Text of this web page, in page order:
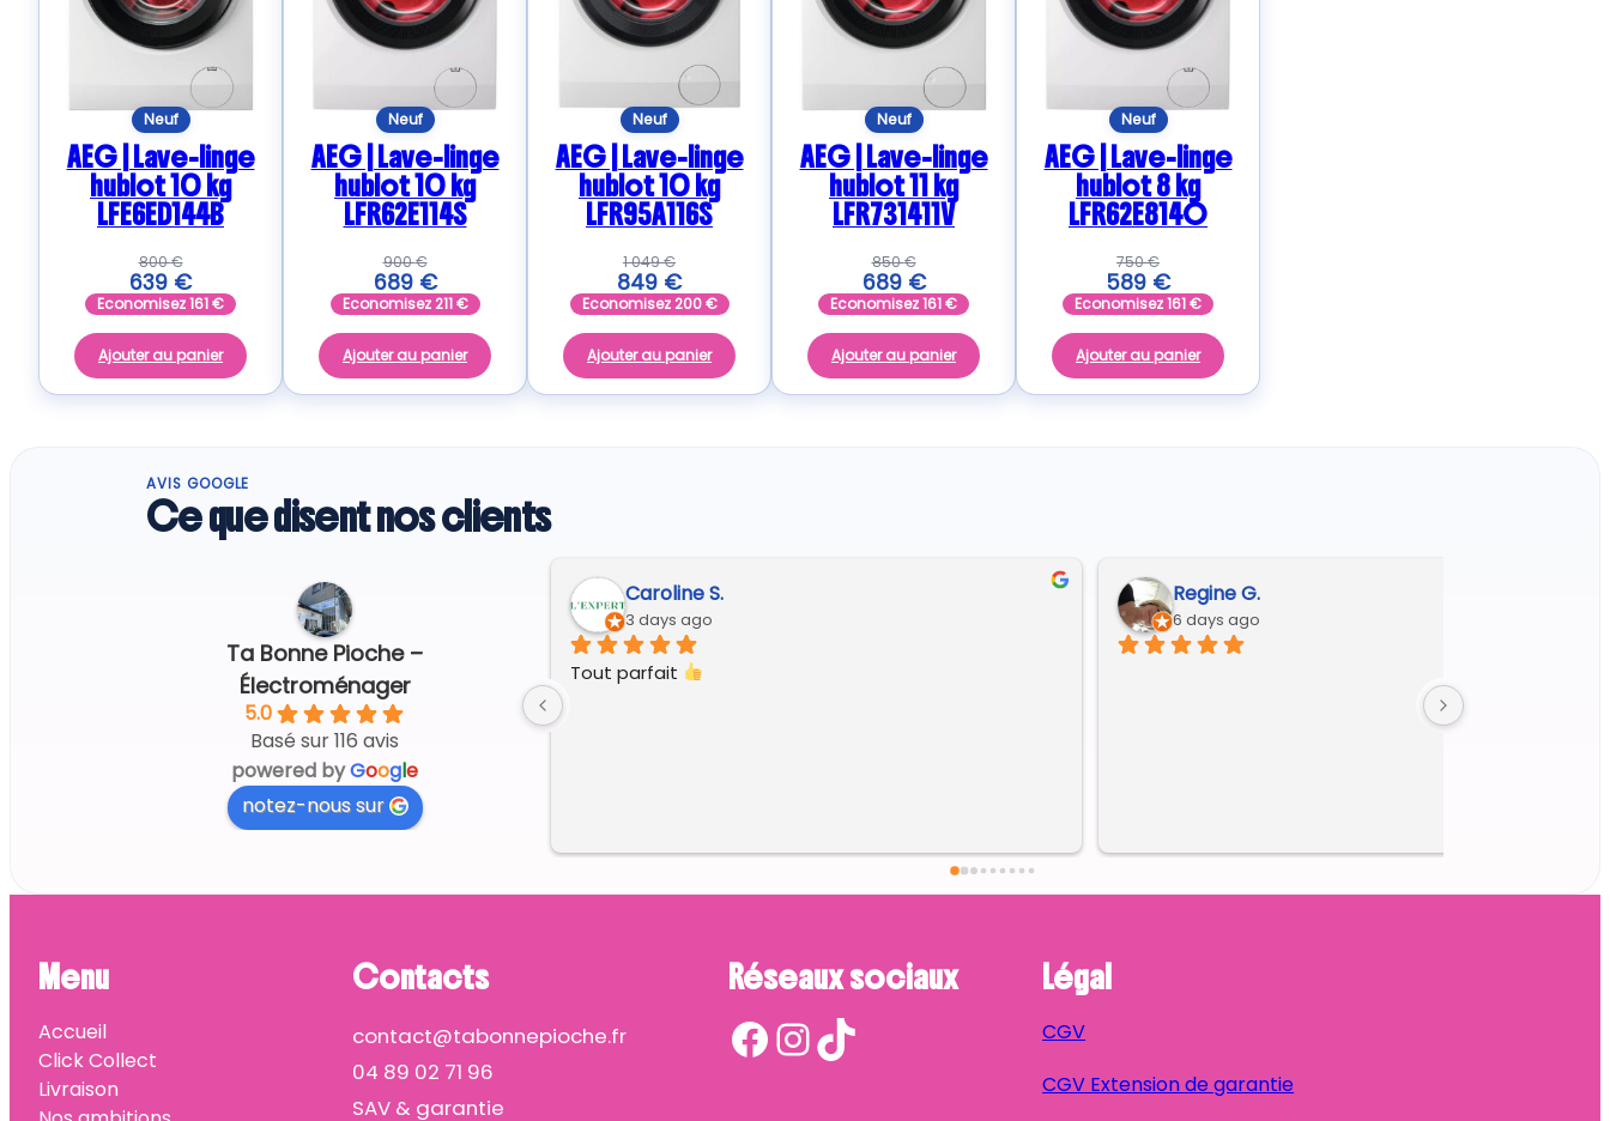
Neuf
AEG | Lave-linge
hublot 10 kg
LFE6ED144B
800€
639 €
Economisez161€
Ajouter au panier
Neuf
AEG | Lave-linge
hublot 10 kg
LFR62E114S
900€
689 €
Economisez211€
Ajouter au panier
Neuf
AEG | Lave-linge
hublot 10 kg
LFR95A116S
1 049€
849 €
Economisez200€
Ajouter au panier
Neuf
AEG | Lave-linge
hublot 11 kg
LFR731411V
850€
689 €
Economisez161€
Ajouter au panier
Neuf
AEG | Lave-linge
hublot 8 kg
LFR62E814O
750€
589 €
Economisez161€
Ajouter au panier
AVIS GOOGLE
Ce que disent nos clients
Ta Bonne Pioche –
Électroménager
5.0
Basé sur 116 avis
powered byGoogle
notez-nous sur
Caroline S.
3 days ago
Tout parfait
Regine G.
6 days ago
Menu
Accueil
Click Collect
Livraison
Contacts
contact@tabonnepioche.fr
04 89 02 71 96
SAV & garantie
Réseaux sociaux
Facebook InstagramTikTok
Légal
CGV
CGV Extension de garantie